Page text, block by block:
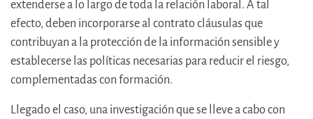
extenderse a lo largo de toda la relación laboral. A tal
efecto, deben incorporarse al contrato cláusulas que
contribuyan a la protección de la información sensible y
establecerse las políticas necesarias para reducir el riesgo,
complementadas con formación.
Llegado el caso, una investigación que se lleve a cabo con